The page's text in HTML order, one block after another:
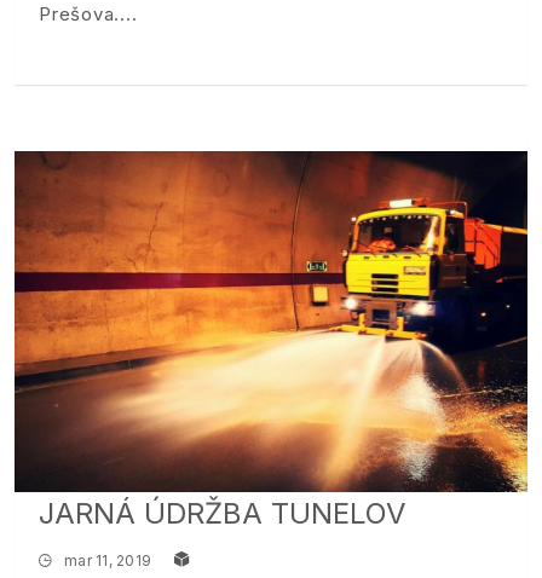
Prešova.
JARNÁ ÚDRŽBA TUNELOV
mar 11, 2019